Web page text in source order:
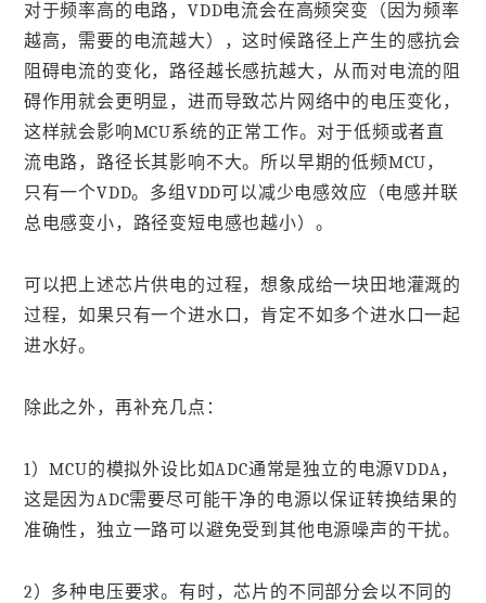
对于频率高的电路，VDD电流会在高频突变（因为频率
越高，需要的电流越大），这时候路径上产生的感抗会
阻碍电流的变化，路径越长感抗越大，从而对电流的阻
碍作用就会更明显，进而导致芯片网络中的电压变化，
这样就会影响MCU系统的正常工作。对于低频或者直
流电路，路径长其影响不大。所以早期的低频MCU，
只有一个VDD。多组VDD可以减少电感效应（电感并联
总电感变小，路径变短电感也越小）。
可以把上述芯片供电的过程，想象成给一块田地灌溉的
过程，如果只有一个进水口，肯定不如多个进水口一起
进水好。
除此之外，再补充几点：
1）MCU的模拟外设比如ADC通常是独立的电源VDDA，
这是因为ADC需要尽可能干净的电源以保证转换结果的
准确性，独立一路可以避免受到其他电源噪声的干扰。
2）多种电压要求。有时，芯片的不同部分会以不同的